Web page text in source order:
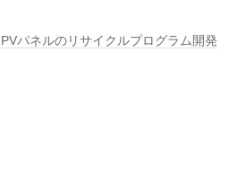
パネルのリサイクルプログラム開発